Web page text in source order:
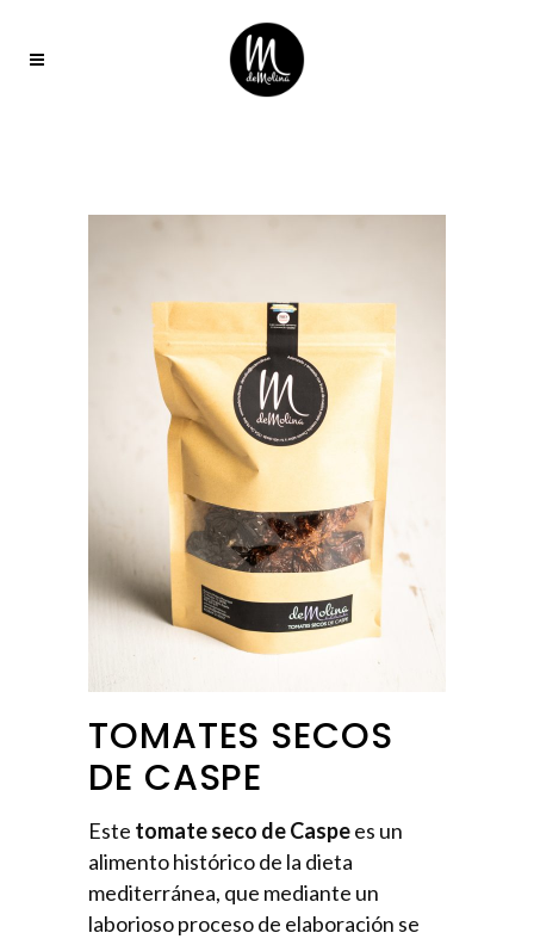
TOMATES SECOS
DE CASPE
Este tomate seco de Caspees un
alimento histórico de la dieta
mediterránea, que mediante un
laborioso proceso de elaboración se